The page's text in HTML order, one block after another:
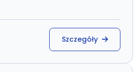
Szczegóły